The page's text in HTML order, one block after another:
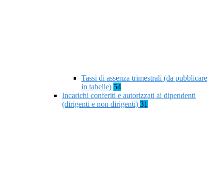
Tassi di assenza trimestrali (da pubblicare
in tabelle) 54
Incarichi conferiti e autorizzati ai dipendenti
(dirigenti e non dirigenti) 31